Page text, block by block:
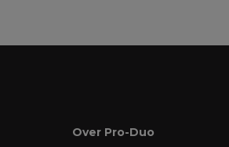
Over Pro-Duo